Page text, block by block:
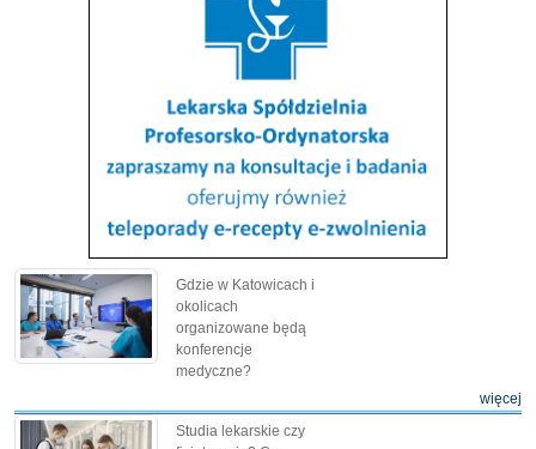
Gdzie w Katowicach i
okolicach
organizowane będą
konferencje
medyczne?
więcej
Studia lekarskie czy